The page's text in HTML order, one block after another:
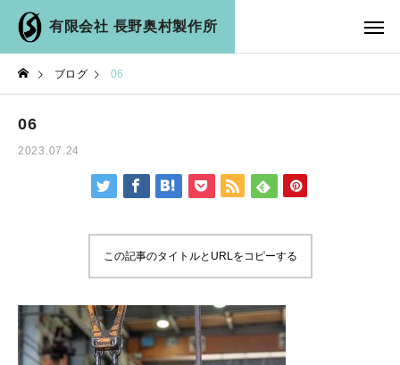
有限会社 長野奥村製作所
ブログ 06
06
2023.07.24
この記事のタイトルとURLをコピーする